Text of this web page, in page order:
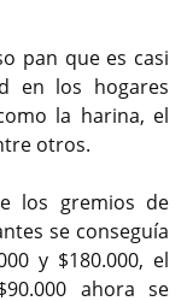
pan que es casi
en los hogares
la harina, el
otros.
los gremios de
se conseguía
y $180.000, el
ahora se